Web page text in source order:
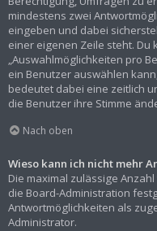
mindestens zwei
eingeben und dabei
einer eigenen Zeile steht. Du
„Auswahlmöglichkeiten pro
ein Benutzer auswählen
bedeutet dabei eine zeitlich
die Benutzer ihre Stimme
Nach oben
Wieso kann ich nicht mehr
Die maximal zulässige
die Board-Administration
Antwortmöglichkeiten als
Administrator.